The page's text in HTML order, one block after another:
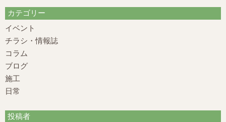
カテゴリー
イベント
チラシ・情報誌
コラム
ブログ
施工
日常
投稿者